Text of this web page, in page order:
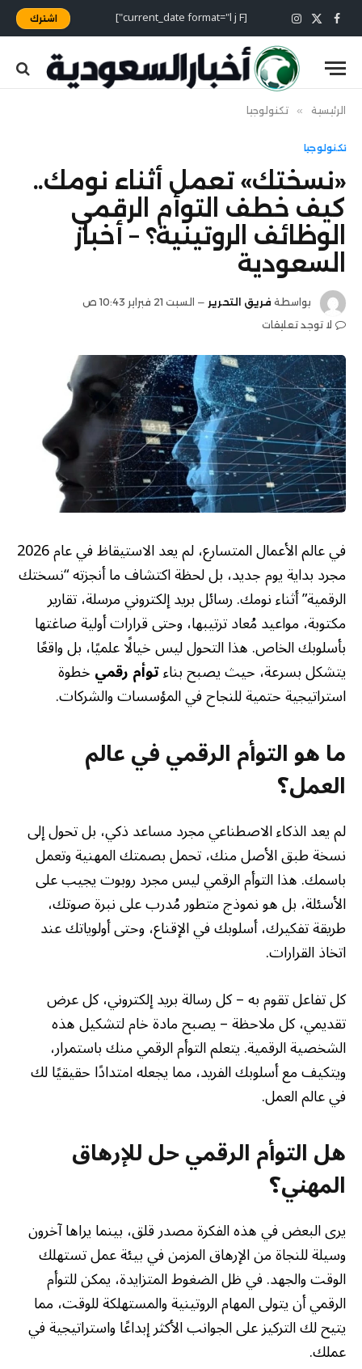
فيسبوك
X
(Twitter)
الانستغرام [current_date format="l j F"] اشترك
الرئيسية » تكنولوجيا
تكنولوجيا
«نسختك» تعمل أثناء نومك..
كيف خطف التوأم الرقمي
الوظائف الروتينية؟ – أخبار
السعودية
بواسطة فريق التحرير
السبت 21 فبراير 10:43 ص
لا توجد تعليقات
في عالم الأعمال المتسارع، لم يعد الاستيقاظ في عام 2026
مجرد بداية يوم جديد، بل لحظة اكتشاف ما أنجزته “نسختك
الرقمية” أثناء نومك. رسائل بريد إلكتروني مرسلة، تقارير
مكتوبة، مواعيد مُعاد ترتيبها، وحتى قرارات أولية صاغتها
بأسلوبك الخاص. هذا التحول ليس خيالًا علميًا، بل واقعًا
يتشكل بسرعة، حيث يصبح بناءتوأم رقميخطوة
استراتيجية حتمية للنجاح في المؤسسات والشركات.
ما هو التوأم الرقمي في عالم
العمل؟
لم يعد الذكاء الاصطناعي مجرد مساعد ذكي، بل تحول إلى
نسخة طبق الأصل منك، تحمل بصمتك المهنية وتعمل
باسمك. هذا التوأم الرقمي ليس مجرد روبوت يجيب على
الأسئلة، بل هو نموذج متطور مُدرب على نبرة صوتك،
طريقة تفكيرك، أسلوبك في الإقناع، وحتى أولوياتك عند
اتخاذ القرارات.
كل تفاعل تقوم به – كل رسالة بريد إلكتروني، كل عرض
تقديمي، كل ملاحظة – يصبح مادة خام لتشكيل هذه
الشخصية الرقمية. يتعلم التوأم الرقمي منك باستمرار،
ويتكيف مع أسلوبك الفريد، مما يجعله امتدادًا حقيقيًا لك
في عالم العمل.
هل التوأم الرقمي حل للإرهاق
المهني؟
يرى البعض في هذه الفكرة مصدر قلق، بينما يراها آخرون
وسيلة للنجاة من الإرهاق المزمن في بيئة عمل تستهلك
الوقت والجهد. في ظل الضغوط المتزايدة، يمكن للتوأم
الرقمي أن يتولى المهام الروتينية والمستهلكة للوقت، مما
يتيح لك التركيز على الجوانب الأكثر إبداعًا واستراتيجية في
عملك.